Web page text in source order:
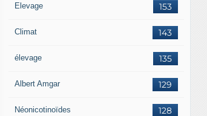
153
Elevage
143
Climat
135
élevage
129
Albert Amgar
128
Néonicotinoïdes